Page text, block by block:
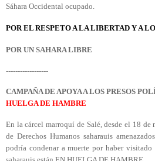
Sáhara Occidental ocupado.
POR EL RESPETO A LA LIBERTAD Y A
POR UN SAHARA LIBRE
------------------
CAMPAÑA DE APOYA A LOS PRESOS
HUELGA DE HAMBRE
En la cárcel marroquí de Salé, desde el 18 de
de Derechos Humanos saharauis
podría condenar a muerte por haber visitado